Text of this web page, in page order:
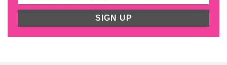
SIGN UP